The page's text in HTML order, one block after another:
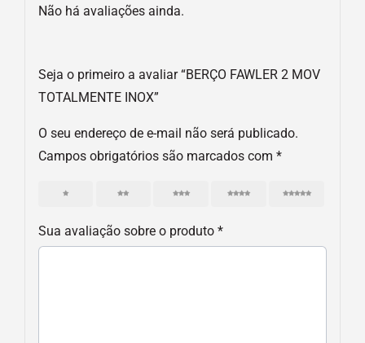
Não há avaliações ainda.
Seja o primeiro a avaliar “BERÇO FAWLER 2 MOV
TOTALMENTE INOX”
O seu endereço de e-mail não será publicado.
Campos obrigatórios são marcados com *
5
Sua avaliação sobre o produto *